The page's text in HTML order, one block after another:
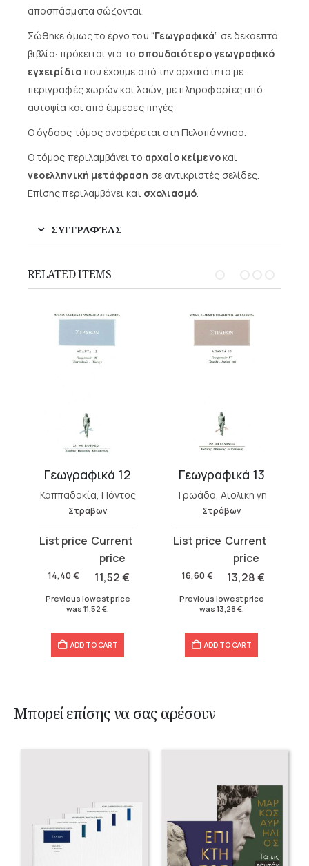
αποσπάσματα σώζονται.
Σώθηκε όμως το έργο του “Γεωγραφικά” σε δεκαεπτά
βιβλία· πρόκειται για το σπουδαιότερο γεωγραφικό
εγχειρίδιοπου έχουμε από την αρχαιότητα με
περιγραφές χωρών και λαών, με πληροφορίες από
αυτοψία και από έμμεσες πηγές
Ο όγδοος τόμος αναφέρεται στη Πελοπόννησο.
Ο τόμος περιλαμβάνει το αρχαίο κείμενοκαι
νεοελληνική μετάφραση σε αντικριστές σελίδες.
Επίσης περιλαμβάνει και σχολιασμό
ΣΥΓΓΡΑΦΈΑΣ
RELATED ITEMS
Γεωγραφικά 12
Καππαδοκία, Πόντος
Στράβων
14,40 €
Original
was:
11,52€
Current
is:
Previous lowest price
was 11,52 €
ADD TO CART
Γεωγραφικά 13
Τρωάδα, Αιολική γη
Στράβων
16,60 €
Original
was:
13,28€
Current
is:
Previous lowest price
was 13,28 €.
ADD TO CART
Μπορεί επίσης να σας αρέσουν